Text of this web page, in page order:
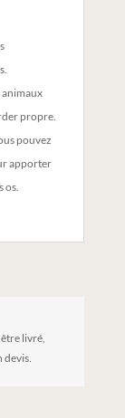
animaux
propre.
pouvez
apporter
os.
livré,
devis.